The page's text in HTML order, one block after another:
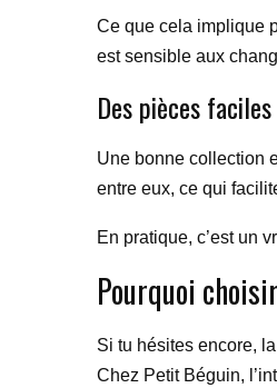
Ce que cela implique
est sensible aux
Des pièces
Une bonne collection
entre eux, ce qui
En pratique, c’est un
Pourquoi
Si tu hésites encore,
Chez Petit Béguin,